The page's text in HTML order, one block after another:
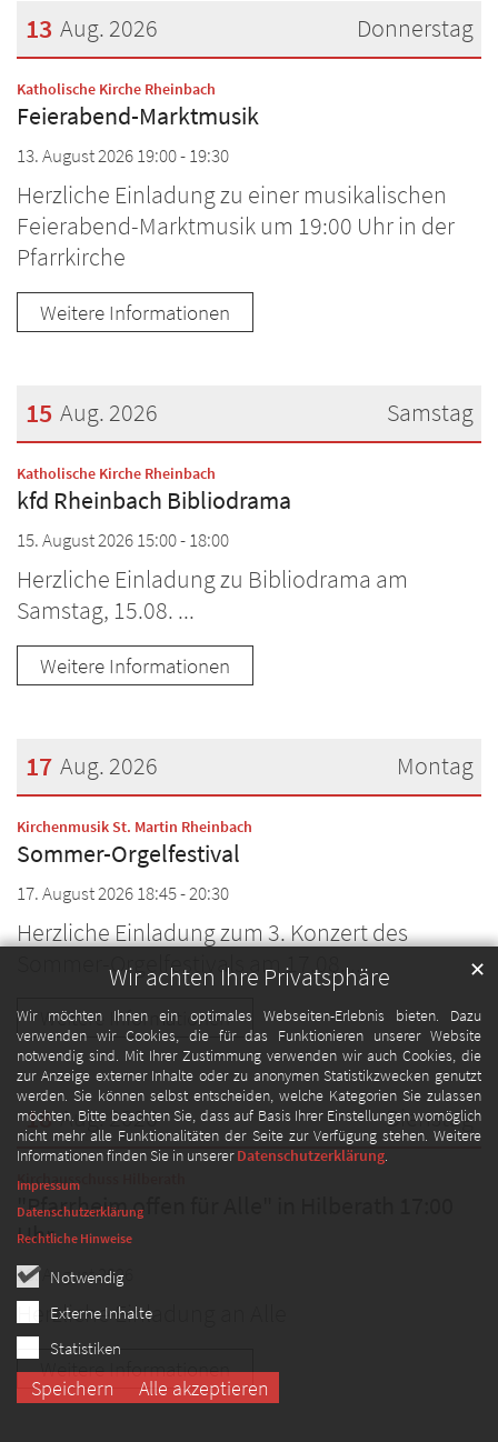
Wir achten Ihre Privatsphäre
Wir möchten Ihnen ein optimales Webseiten-Erlebnis bieten. Dazu
verwenden wir Cookies, die für das Funktionieren unserer Website
notwendig sind. Mit Ihrer Zustimmung verwenden wir auch Cookies, die
zur Anzeige externer Inhalte oder zu anonymen Statistikzwecken genutzt
werden. Sie können selbst entscheiden, welche Kategorien Sie zulassen
möchten. Bitte beachten Sie, dass auf Basis Ihrer Einstellungen womöglich
nicht mehr alle Funktionalitäten der Seite zur Verfügung stehen. Weitere
Informationen finden Sie in unsererDatenschutzerklärung.
Notwendig
Externe Inhalte
Statistiken
Speichern Alle akzeptieren
✕
Impressum
Datenschutzerklärung
Rechtliche Hinweise
Donnerstag
13 Aug. 2026
Datum: 13. August 2026
Katholische Kirche Rheinbach
Feierabend-Marktmusik
13. August 2026 19:00 - 19:30
Herzliche Einladung zu einer musikalischen
Feierabend-Marktmusik um 19:00 Uhr in der
Pfarrkirche
Weitere Informationen
Samstag
15 Aug. 2026
Datum: 15. August 2026
Katholische Kirche Rheinbach
kfd Rheinbach Bibliodrama
15. August 2026 15:00 - 18:00
Herzliche Einladung zu Bibliodrama am
Samstag, 15.08. ...
Weitere Informationen
Montag
17 Aug. 2026
Datum: 17. August 2026
Kirchenmusik St. Martin Rheinbach
Sommer-Orgelfestival
17. August 2026 18:45 - 20:30
Herzliche Einladung zum 3. Konzert des
Sommer-Orgelfestivals am 17.08. ...
Weitere Informationen
Dienstag
18 Aug. 2026
Datum: 18. August 2026
Kirchausschuss Hilberath
"Pfarrheim offen für Alle" in Hilberath 17:00
Uhr
18. August 2026
Herzliche Einladung an Alle
Weitere Informationen